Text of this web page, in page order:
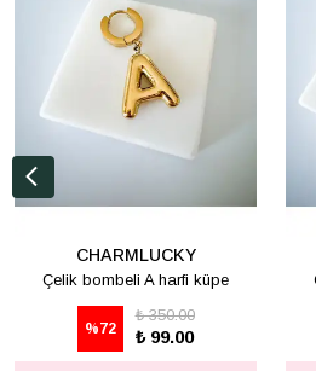
CHARMLUCKY
Çelik bombeli A harfi küpe
%72
₺ 350.00
₺ 99.00